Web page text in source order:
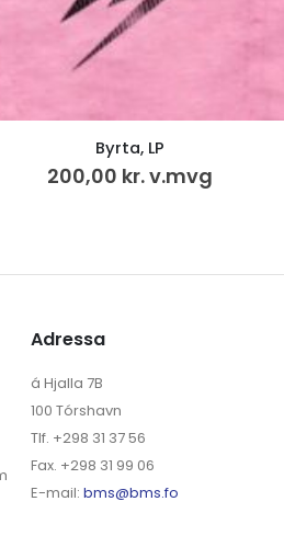
Tey á Steffansleiti
50,00kr.
Adressa
á Hjalla 7B
100 Tórshavn
Tlf. +298 31 37 56
Fax. +298 31 99 06
E-mail: bms@bms.fo